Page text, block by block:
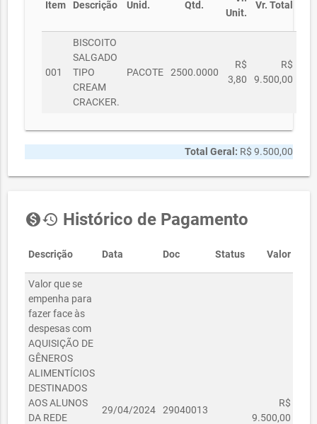
Item Descrição Unid. Qtd.
Unit.
Vr. Total
001
BISCOITO
SALGADO
TIPO
CREAM
CRACKER.
PACOTE 2500.0000
R$
3,80
R$
9.500,00
Total Geral: R$ 9.500,00
monetization_onhistory Histórico de Pagamento
Descrição Data Doc Status Valor
Valor que se
empenha para
fazer face às
despesas com
AQUISIÇÃO DE
GÊNEROS
ALIMENTÍCIOS
DESTINADOS
AOS ALUNOS
DA REDE
29/04/2024 29040013
R$
9.500,00